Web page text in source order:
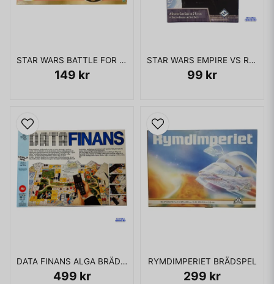
STAR WARS BATTLE FOR NABOO BRÄDSPEL
149 kr
STAR WARS EMPIRE VS REBELLION CARD GAME
99 kr
DATA FINANS ALGA BRÄDSPEL
499 kr
RYMDIMPERIET BRÄDSPEL
299 kr